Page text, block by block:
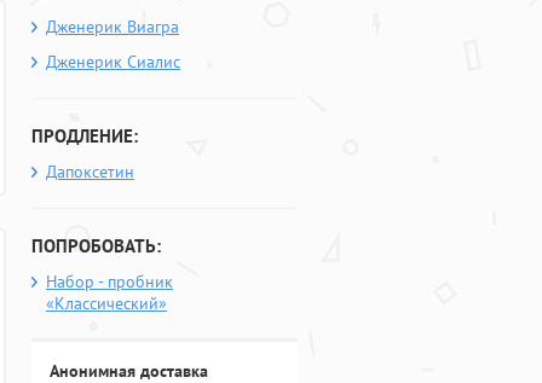
Дженерик Виагра
Дженерик Сиалис
ПРОДЛЕНИЕ:
Дапоксетин
ПОПРОБОВАТЬ:
Набор - пробник
«Классический»
Анонимная доставка